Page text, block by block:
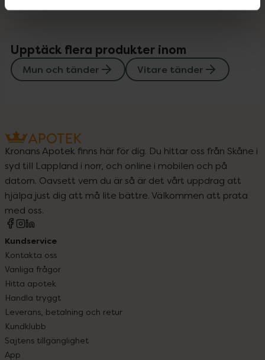
Upptäck flera produkter inom
Mun och tänder Vitare tänder
Kronans Apotek finns här för dig. Du hittar oss från Skåne i
syd till Lappland i norr, och online i mobilen och på
datorn. Oavsett vem du är så är det vårt uppdrag att
hjälpa just dig att må lite bättre. Välkommen att prata
med oss.
Kundservice
Kontakta oss
Vanliga frågor
Hitta apotek
Handla tryggt
Leverans, betalning och retur
Kundklubb
Sajtens tillgänglighet
App